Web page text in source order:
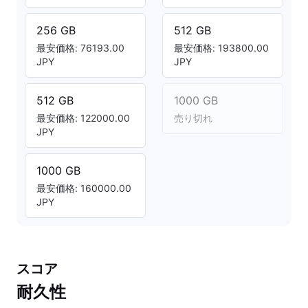
256 GB
最安価格: 76193.00
JPY
512 GB
最安価格: 122000.00
JPY
1000 GB
最安価格: 160000.00
JPY
512 GB
最安価格: 193800.00
JPY
1000 GB
売り切れ
スコア
耐久性